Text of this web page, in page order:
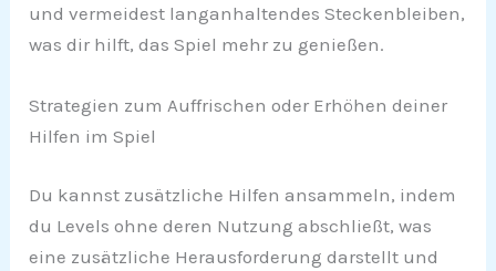
und vermeidest langanhaltendes Steckenbleiben,
was dir hilft, das Spiel mehr zu genießen.
Strategien zum Auffrischen oder Erhöhen deiner
Hilfen im Spiel
Du kannst zusätzliche Hilfen ansammeln, indem
du Levels ohne deren Nutzung abschließt, was
eine zusätzliche Herausforderung darstellt und